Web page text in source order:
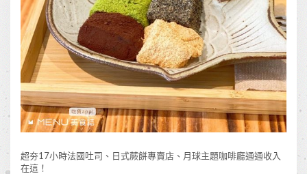
超夯17小時法國吐司、日式蕨餅專賣店、月球主題咖啡廳通通收入
在這！